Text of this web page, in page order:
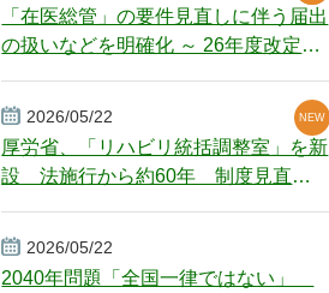
「在医総管」の要件見直しに伴う届出
の扱いなどを明確化 ～ 26年度改定疑
2026/05/22
厚労省、「リハビリ統括調整室」を新
設 法施行から約60年 制度見直し
NEW
2026/05/22
2040年問題「全国一律ではない」